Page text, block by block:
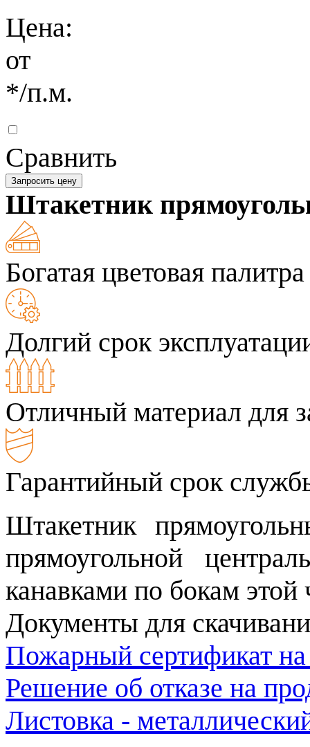
Цена:
от
*/п.м.
Сравнить
Запросить цену
Штакетник
Богатая цветовая палитра
Долгий срок
Отличный материал для
Гарантийный срок
Штакетник
прямоугольной
канавками по бокам этой
Документы для
Пожарный сертификат
Решение об отказе на
Листовка -